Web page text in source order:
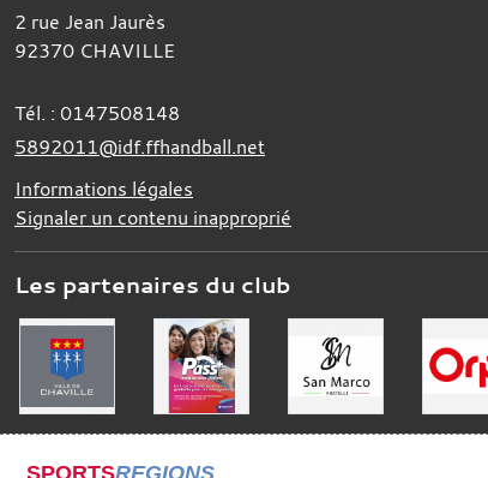
2 rue Jean Jaurès
92370 CHAVILLE
Tél. : 0147508148
5892011@idf.ffhandball.net
Informations légales
Signaler un contenu inapproprié
Les partenaires du club
SPORTSREGIONS